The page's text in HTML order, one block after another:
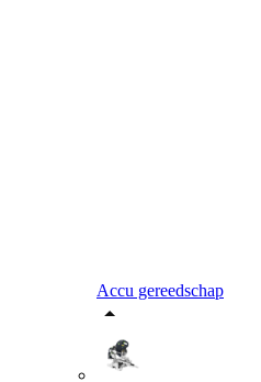
Accu gereedschap